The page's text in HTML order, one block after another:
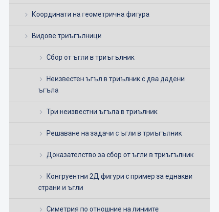
Координати на геометрична фигура
Видове триъгълници
Сбор от ъгли в триъгълник
Неизвестен ъгъл в триълник с два дадени
ъгъла
Три неизвестни ъгъла в триълник
Решаване на задачи с ъгли в триъгълник
Доказателство за сбор от ъгли в триъгълник
Конгруентни 2Д фигури с пример за еднакви
страни и ъгли
Симетрия по отношние на линиите